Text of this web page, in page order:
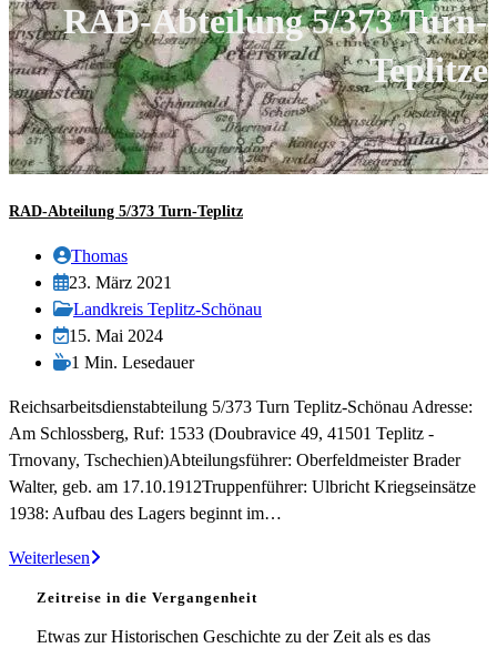
durchsuchenRAD-Abteilung 5/373 Turn-
Teplitze
RAD-Abteilung 5/373 Turn-Teplitz
Beitrags-
Autor:
Thomas
Beitrag
veröffentlicht:
23. März 2021
Beitrags-
Kategorie:
Landkreis Teplitz-Schönau
Beitrag
zuletzt
am:
15. Mai 2024
Lesedauer:
1 Min. Lesedauer
Reichsarbeitsdienstabteilung 5/373 Turn Teplitz-Schönau Adresse:
Am Schlossberg, Ruf: 1533 (Doubravice 49, 41501 Teplitz -
Trnovany, Tschechien)Abteilungsführer: Oberfeldmeister Brader
Walter, geb. am 17.10.1912Truppenführer: Ulbricht Kriegseinsätze
1938: Aufbau des Lagers beginnt im…
WeiterlesenRAD-
Turn-
Zeitreise in die Vergangenheit
Etwas zur Historischen Geschichte zu der Zeit als es das